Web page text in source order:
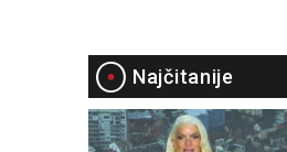
Najčitanije